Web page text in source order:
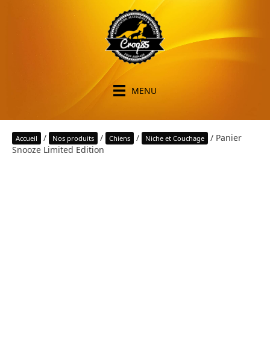
MENU
Accueil / Nos produits / Chiens / Niche et Couchage
/ Panier
Snooze Limited Edition